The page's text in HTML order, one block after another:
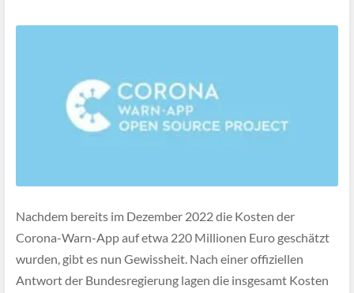
Nachdem bereits im Dezember 2022 die Kosten der
Corona-Warn-App auf etwa 220 Millionen Euro geschätzt
wurden, gibt es nun Gewissheit. Nach einer offiziellen
Antwort der Bundesregierung lagen die insgesamt Kosten